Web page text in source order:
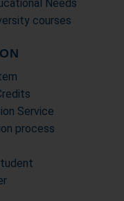
Needs
courses
Service
process